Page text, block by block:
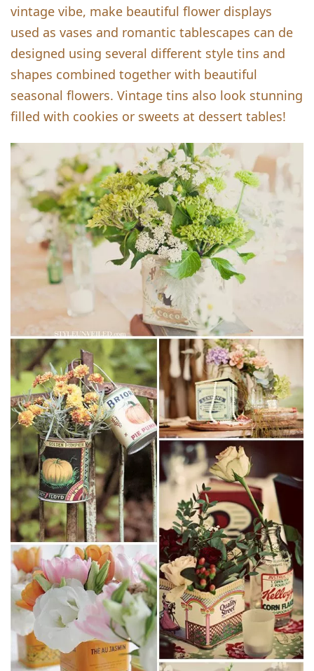
vintage vibe, make beautiful flower displays
used as vases and romantic tablescapes can de
designed using several different style tins and
shapes combined together with beautiful
seasonal flowers. Vintage tins also look stunning
filled with cookies or sweets at dessert tables!